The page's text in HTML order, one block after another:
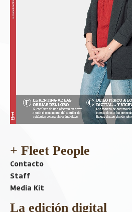
+ Fleet People
Contacto
Staff
Media Kit
La edición digital